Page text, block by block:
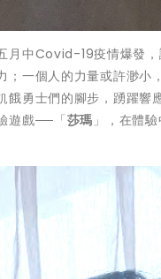
月中Covid-19疫情爆發
；一個人的力量或許渺
餓勇士們的腳步，踴躍
遊戲──「莎瑪 」，在體